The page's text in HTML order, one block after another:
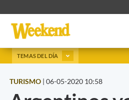
TEMAS DEL DÍA
TURISMO | 06-05-2020 10:58